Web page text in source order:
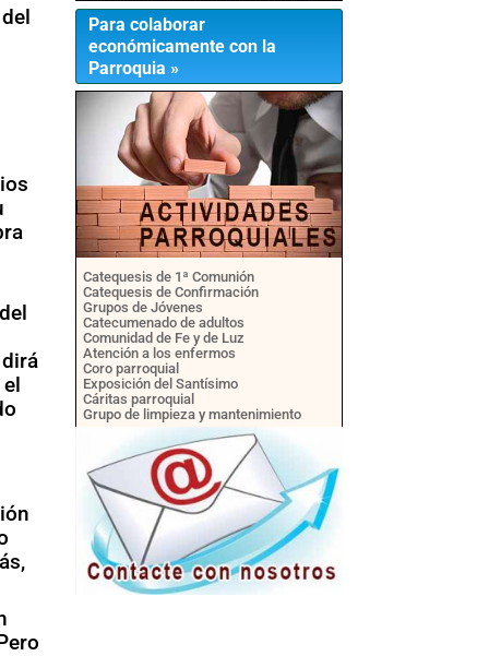
Para colaborar
económicamente con la
Parroquia »
Catequesis de 1ª Comunión
Catequesis de Confirmación
Grupos de Jóvenes
Catecumenado de adultos
Comunidad de Fe y de Luz
Atención a los enfermos
Coro parroquial
Exposición del Santísimo
Cáritas parroquial
Grupo de limpieza y mantenimiento